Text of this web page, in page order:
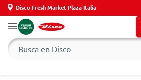
Disco Fresh Market Plaza Italia